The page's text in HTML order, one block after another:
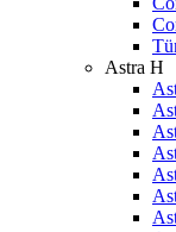
Astra H